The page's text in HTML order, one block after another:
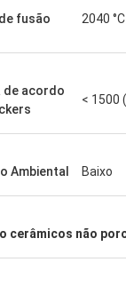
fusão 2040
de acordo
< 1500
Ambiental Baixo
cerâmicos não